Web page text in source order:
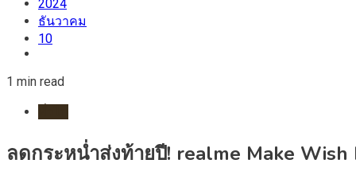
2024
ธันวาคม
10
1 min read
ลดกระหน่ำส่งท้ายปี! realme Make